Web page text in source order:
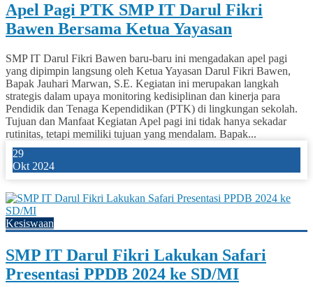
Apel Pagi PTK SMP IT Darul Fikri
Bawen Bersama Ketua Yayasan
SMP IT Darul Fikri Bawen baru-baru ini mengadakan apel pagi
yang dipimpin langsung oleh Ketua Yayasan Darul Fikri Bawen,
Bapak Jauhari Marwan, S.E. Kegiatan ini merupakan langkah
strategis dalam upaya monitoring kedisiplinan dan kinerja para
Pendidik dan Tenaga Kependidikan (PTK) di lingkungan sekolah.
Tujuan dan Manfaat Kegiatan Apel pagi ini tidak hanya sekadar
rutinitas, tetapi memiliki tujuan yang mendalam. Bapak...
29
Okt 2024
Kesiswaan
SMP IT Darul Fikri Lakukan Safari
Presentasi PPDB 2024 ke SD/MI